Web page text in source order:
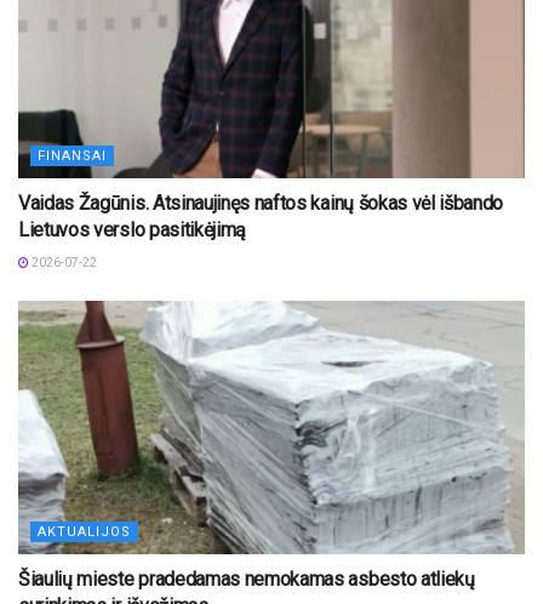
FINANSAI
Vaidas Žagūnis. Atsinaujinęs naftos kainų šokas vėl išbando
Lietuvos verslo pasitikėjimą
2026-07-22
AKTUALIJOS
Šiaulių mieste pradedamas nemokamas asbesto atliekų